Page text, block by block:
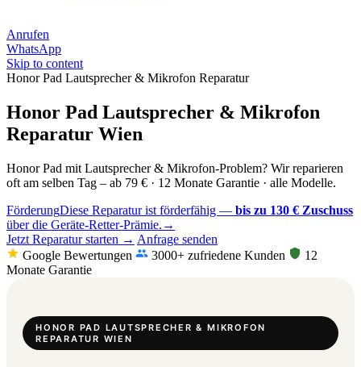
Anrufen
WhatsApp
Skip to content
Honor Pad Lautsprecher & Mikrofon Reparatur
Honor Pad Lautsprecher & Mikrofon
Reparatur Wien
Honor Pad mit Lautsprecher & Mikrofon-Problem? Wir reparieren
oft am selben Tag – ab 79 € · 12 Monate Garantie · alle Modelle.
FörderungDiese Reparatur ist förderfähig — bis zu 130 € Zuschuss
über die Geräte-Retter-Prämie. →
Jetzt Reparatur starten → Anfrage senden
Google Bewertungen
3000+ zufriedene Kunden
12
Monate Garantie
HONOR PAD LAUTSPRECHER & MIKROFON
REPARATUR WIEN